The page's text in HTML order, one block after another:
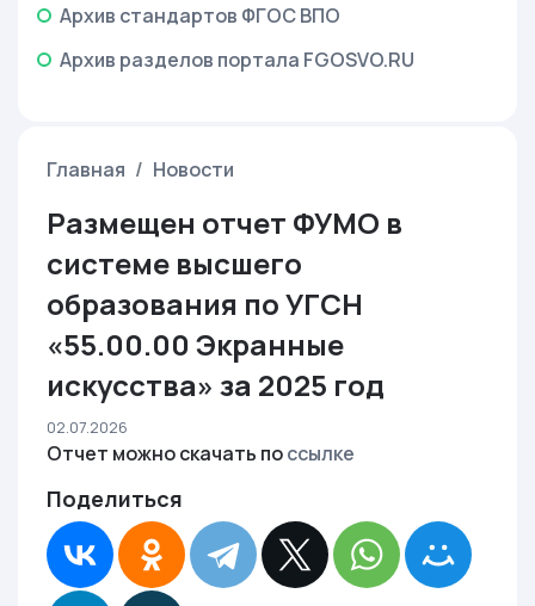
Архив стандартов ФГОС ВПО
Архив разделов портала FGOSVO.RU
Главная Новости
Размещен отчет ФУМО в
системе высшего
образования по УГСН
«55.00.00 Экранные
искусства» за 2025 год
02.07.2026
Отчет можно скачать поссылке
Поделиться